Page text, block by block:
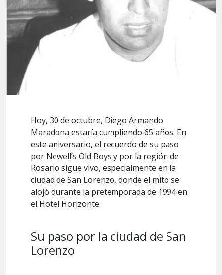
Hoy, 30 de octubre, Diego Armando
Maradona estaría cumpliendo 65 años. En
este aniversario, el recuerdo de su paso
por Newell’s Old Boys y por la región de
Rosario sigue vivo, especialmente en la
ciudad de San Lorenzo, donde el mito se
alojó durante la pretemporada de 1994 en
el Hotel Horizonte.
Su paso por la ciudad de San
Lorenzo